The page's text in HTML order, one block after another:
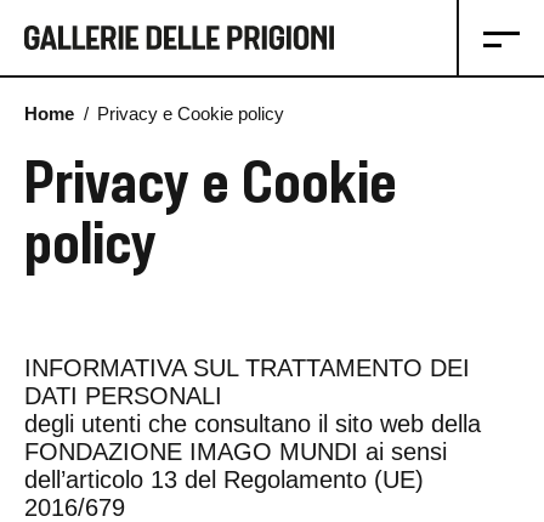
Imago Mundi Collection
CHI SIAMO
MOSTRE
VISITA
Home Privacy e Cookie policy
Privacy e Cookie
policy
INFORMATIVA SUL TRATTAMENTO DEI
DATI PERSONALI
degli utenti che consultano il sito web della
FONDAZIONE IMAGO MUNDI ai sensi
dell’articolo 13 del Regolamento (UE)
2016/679